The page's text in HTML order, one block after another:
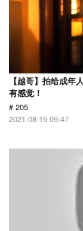
【越哥】拍给成年
有感觉！
# 205
2021-08-19 09:47